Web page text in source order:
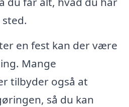
en fest kan der være
Mange
tilbyder også at
så du kan